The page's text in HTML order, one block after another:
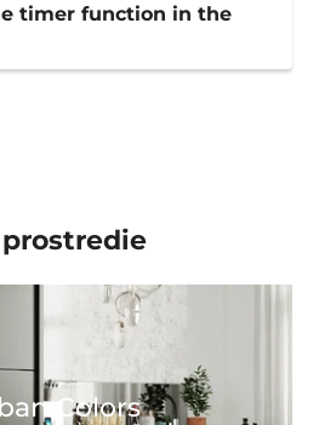
timer function in the
Colors